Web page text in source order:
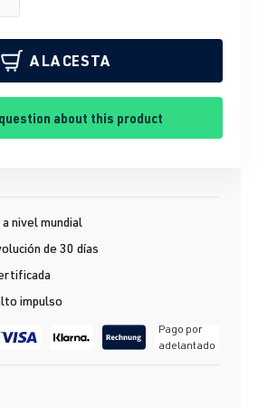
A LA CESTA
about this product
nivel mundial
de 30 días
impulso
Pago por
adelantado